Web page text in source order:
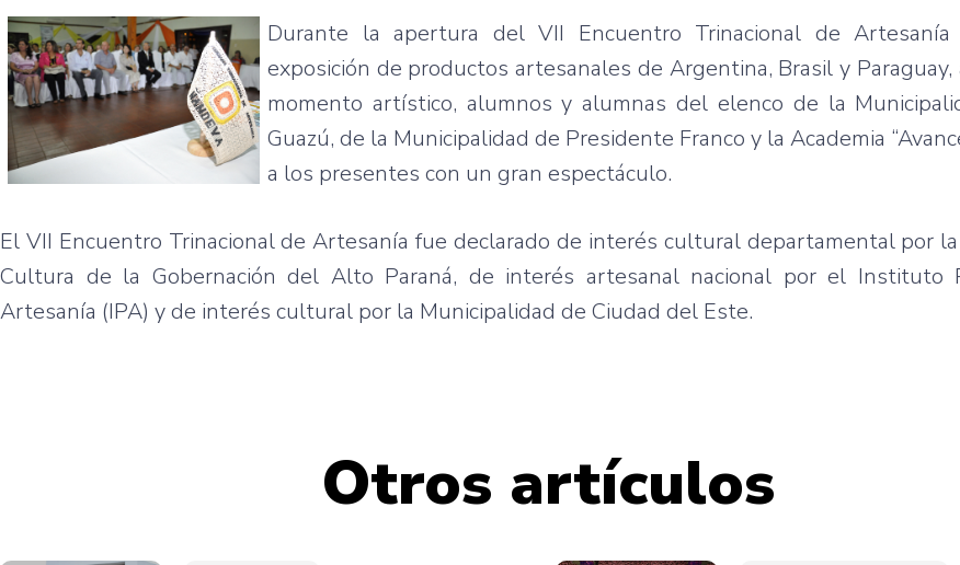
Durante la apertura del VII Encuentro Trinacional de
exposición de productos artesanales de Argentina, Brasil y Paraguay,
momento artístico, alumnos y alumnas del elenco de la
Guazú, de la Municipalidad de Presidente Franco y la Academia
a los presentes con un gran espectáculo.
El VII Encuentro Trinacional de Artesanía fue declarado de interés cultural departamental por
Cultura de la Gobernación del Alto Paraná, de interés artesanal nacional por el Instituto
Artesanía (IPA) y de interés cultural por la Municipalidad de Ciudad del Este.
Otros artículos